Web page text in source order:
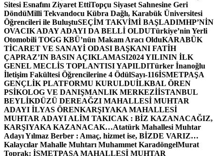
Sitesi Esnafını Ziyaret EttiTopçu Siyaset Sahnesine Geri
DöndüMilli Tekvandocu Kübra Dağlı, Karabük Üniversitesi
Öğrencileri ile BuluştuSEÇİM TAKVİMİ BAŞLADIMHP’NİN
OVACIK ADAY ADAYI DA BELLİ OLDUTürkiye’nin Yerli
Otomobili TOGG KBÜ’nün Makam Aracı OlduKARABÜK
TİCARET VE SANAYİ ODASI BAŞKANI FATİH
ÇAPRAZ’IN BASIN AÇIKLAMASI2024 YILININ İLK
GENEL MECLİS TOPLANTISI YAPILDITürker İnanoğlu
İletişim Fakültesi Öğrencilerine 4 ÖdülSayı-116İSMETPAŞA
GENÇLİK PLATFORMU KURULDUİLKBAL ÖREN
PSİKOLOG VE DANIŞMANLIK MERKEZİİSTANBUL
BEYLİKDÜZÜ DEREAĞZI MAHALLESİ MUHTAR
ADAYI İLYAS ÖRENKARŞIYAKA MAHALLESİ
MUHTAR ADAYI ALİM TAKICAK : BİZ KAZANACAĞIZ,
KARŞIYAKA KAZANACAK…Atatürk Mahallesi Muhtar
Adayı Yılmaz Berber : Amaç, hizmet ise, BİZDE VARIZ…
Kalaycılar Mahalle Muhtarı Muhammet KaradöngelMurat
Toprak: İSMETPAŞA MAHALLESİ MUHTAR